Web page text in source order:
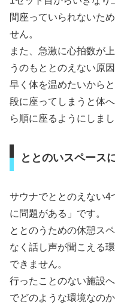
間座っていられないた
せん。
また、急激に心拍数が
うのもととのえない原因
早く体を温めたいから
段に座ってしまうと体
ら順に座るようにしまし
ととのいスペース
サウナでととのえない4
に問題がある」です。
ととのうための休憩ス
なく話し声が聞こえる
できません。
行ったことのない施設
でどのような環境なの